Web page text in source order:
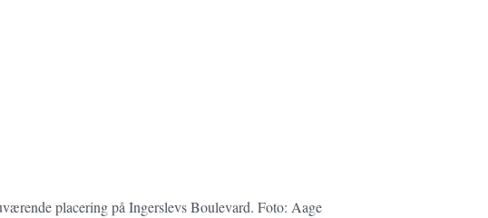
placering på Ingerslevs Boulevard. Foto: Aage